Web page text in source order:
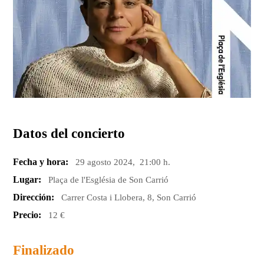
Datos del concierto
Fecha y hora: 29 agosto 2024, 21:00 h.
Lugar: Plaça de l'Església de Son Carrió
Dirección: Carrer Costa i Llobera, 8, Son Carrió
Precio: 12 €
Finalizado